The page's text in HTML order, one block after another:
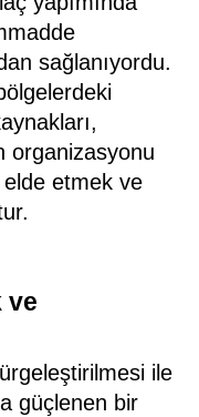
sağlanıyordu.
organizasyonu
etmek ve
ve
ile
güçlenen bir